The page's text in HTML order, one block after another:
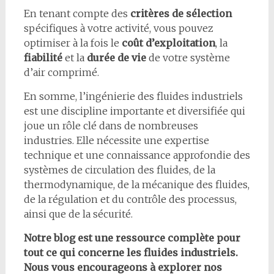
En tenant compte des critères de sélection
spécifiques à votre activité, vous pouvez
optimiser à la fois le coût d’exploitation, la
fiabilitéet la durée de viede votre système
d’air comprimé.
En somme, l’ingénierie des fluides industriels
est une discipline importante et diversifiée qui
joue un rôle clé dans de nombreuses
industries. Elle nécessite une expertise
technique et une connaissance approfondie des
systèmes de circulation des fluides, de la
thermodynamique, de la mécanique des fluides,
de la régulation et du contrôle des processus,
ainsi que de la sécurité.
Notre blog est une ressource complète pour
tout ce qui concerne les fluides industriels.
Nous vous encourageons à explorer nos